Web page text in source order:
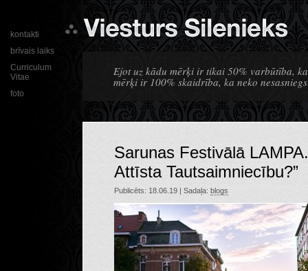
Ejot uz kādu mērķi ir tikai 50% varbūtība,
mērķi ir 100% skaidrība, ka neko
kontakti
brīvais laiks
Curriculum
Vitae
foto
Sarunas Festivālā
Attīsta Tautsaimniecību?”
Publicēts: 18.06.19 | Sadaļa: blogs